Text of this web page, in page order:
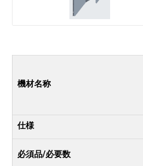
機材名称
仕様
必須品/必要数